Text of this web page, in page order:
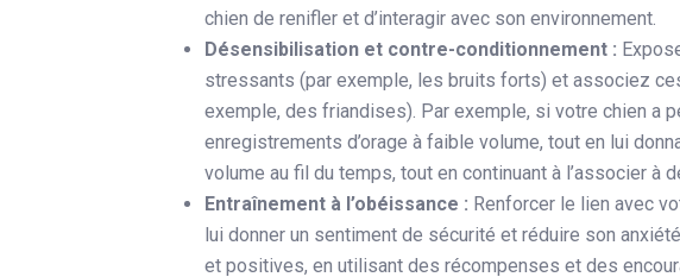
chien de renifler et d’interagir avec son environnement.
Désensibilisation et contre-conditionnement :
stressants (par exemple, les bruits forts) et associez
exemple, des friandises). Par exemple, si votre chien a
enregistrements d’orage à faible volume, tout en lui
volume au fil du temps, tout en continuant à l’associer à
Entraînement à l’obéissance : Renforcer le lien avec
lui donner un sentiment de sécurité et réduire son
et positives, en utilisant des récompenses et des